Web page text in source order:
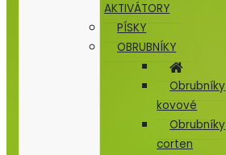
AKTIVÁTORY
PÍSKY
OBRUBNÍKY
Obrubníky
kovové
Obrubníky
corten